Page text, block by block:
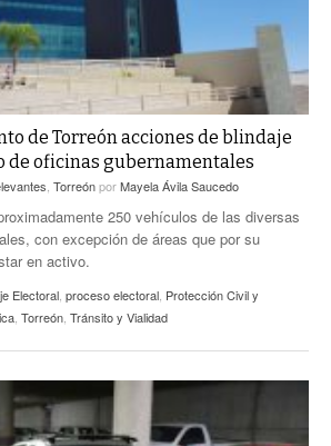
de Torreón acciones de blindaje
de oficinas gubernamentales
, TorreónporMayela Ávila Saucedo
250 vehículos de las diversas
con excepción de áreas que por su
en activo.
Electoral, proceso electoral, Protección Civil y
, Torreón, Tránsito y Vialidad